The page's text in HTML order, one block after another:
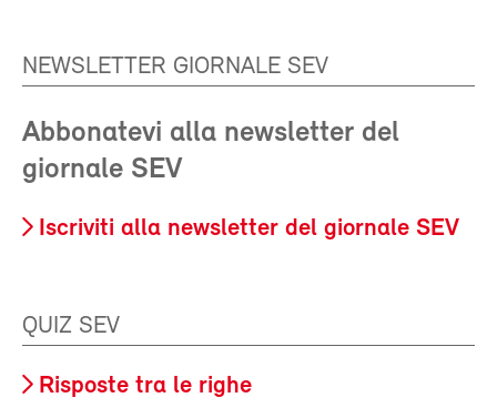
NEWSLETTER GIORNALE SEV
Abbonatevi alla newsletter del
giornale SEV
Iscriviti alla newsletter del giornale SEV
QUIZ SEV
Risposte tra le righe